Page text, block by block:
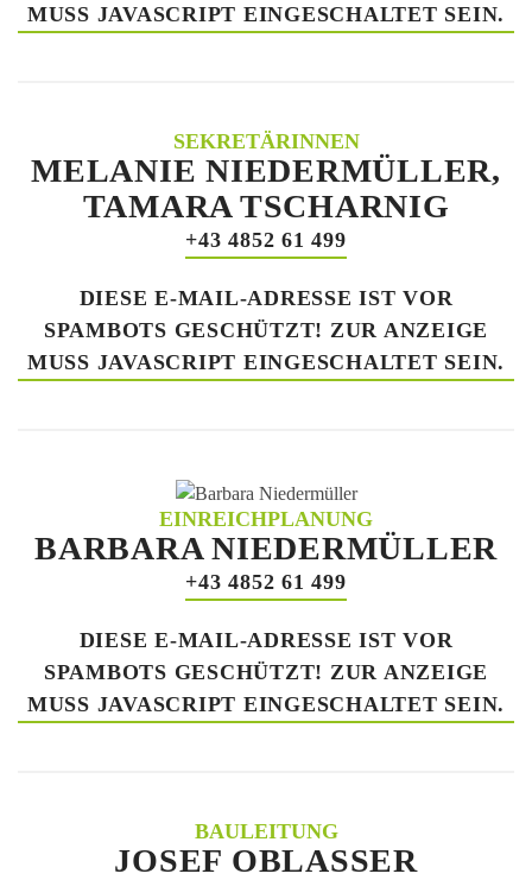
MUSS JAVASCRIPT EINGESCHALTET SEIN.
SEKRETÄRINNEN
MELANIE NIEDERMÜLLER,
TAMARA TSCHARNIG
+43 4852 61 499
DIESE E-MAIL-ADRESSE IST VOR
SPAMBOTS GESCHÜTZT! ZUR ANZEIGE
MUSS JAVASCRIPT EINGESCHALTET SEIN.
EINREICHPLANUNG
BARBARA NIEDERMÜLLER
+43 4852 61 499
DIESE E-MAIL-ADRESSE IST VOR
SPAMBOTS GESCHÜTZT! ZUR ANZEIGE
MUSS JAVASCRIPT EINGESCHALTET SEIN.
BAULEITUNG
JOSEF OBLASSER